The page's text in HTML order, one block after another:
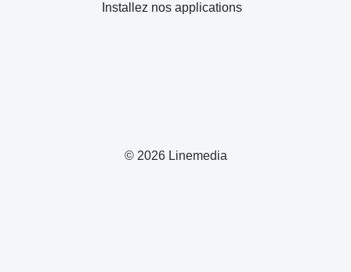
© 2026 Linemedia
Installez nos applications